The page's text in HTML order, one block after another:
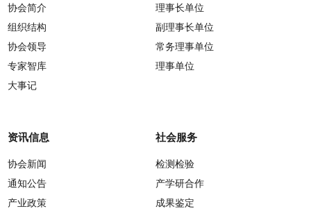
协会简介
组织结构
协会领导
专家智库
大事记
理事长单位
副理事长单位
常务理事单位
理事单位
资讯信息
协会新闻
通知公告
产业政策
社会服务
检测检验
产学研合作
成果鉴定